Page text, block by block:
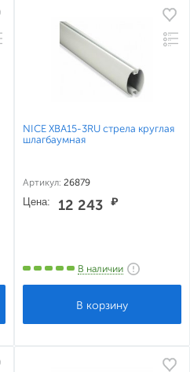
NICE XBA15-3RU стрела круглая
шлагбаумная
Артикул: 26879
Цена: 12 243 ₽
В наличии